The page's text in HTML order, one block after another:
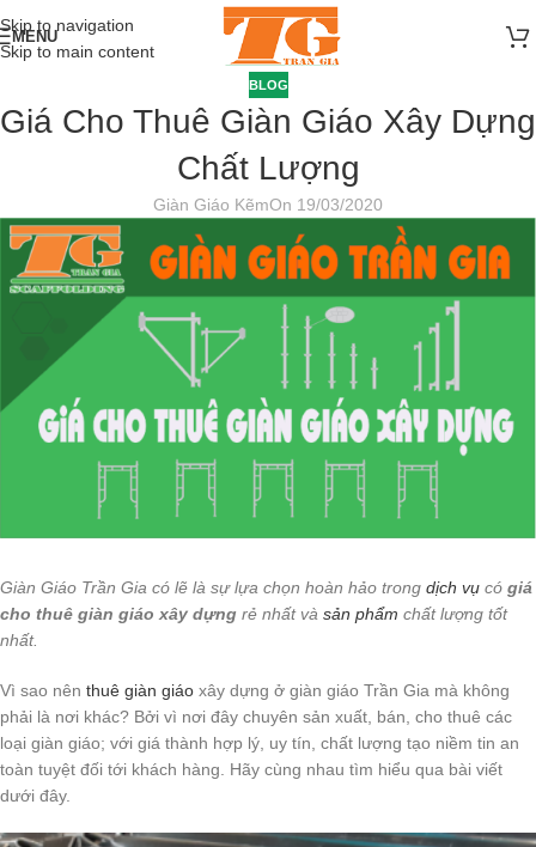
Skip to navigation
Skip to main content
MENU
BLOG
Giá Cho Thuê Giàn Giáo Xây Dựng
Chất Lượng
Giàn Giáo KẽmOn 19/03/2020
Giàn Giáo Trần Gia có lẽ là sự lựa chọn hoàn hảo trong dịch vụ có giá
cho thuê giàn giáo xây dựng rẻ nhất và sản phẩm chất lượng tốt
nhất.
Vì sao nên thuê giàn giáo xây dựng ở giàn giáo Trần Gia mà không
phải là nơi khác? Bởi vì nơi đây chuyên sản xuất, bán, cho thuê các
loại giàn giáo; với giá thành hợp lý, uy tín, chất lượng tạo niềm tin an
toàn tuyệt đối tới khách hàng. Hãy cùng nhau tìm hiểu qua bài viết
dưới đây.